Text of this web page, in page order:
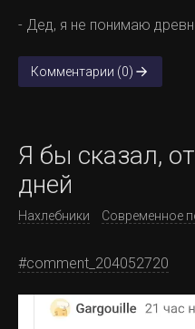
- Дед, я не понимаю
Комментарии (0)
Я бы сказал,
дней
Нахлебники Современное
#comment_204052720